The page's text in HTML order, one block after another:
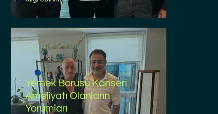
Yemek Borusu Kanseri
Ameliyatı Olanların
Yorumları